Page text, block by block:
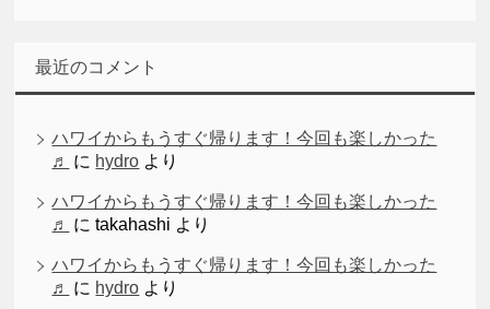
最近のコメント
ハワイからもうすぐ帰ります！今回も楽しかった
♬
に hydro より
ハワイからもうすぐ帰ります！今回も楽しかった
♬
にtakahashi より
ハワイからもうすぐ帰ります！今回も楽しかった
♬
に hydro より